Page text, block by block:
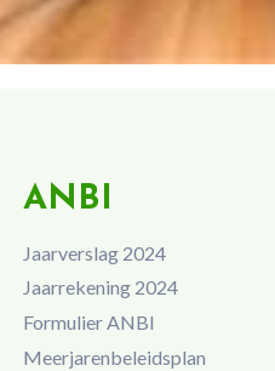
ANBI
Jaarverslag 2024
Jaarrekening 2024
Formulier ANBI
Meerjarenbeleidsplan